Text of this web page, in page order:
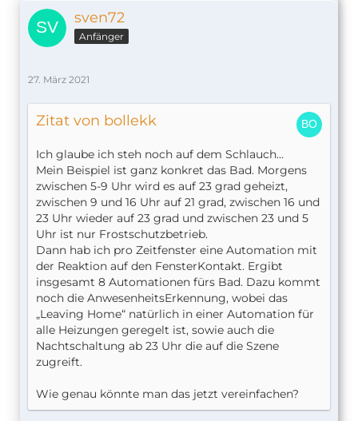
sven72
Anfänger
27. März 2021
Zitat von bollekk
Ich glaube ich steh noch auf dem Schlauch...
Mein Beispiel ist ganz konkret das Bad. Morgens
zwischen 5-9 Uhr wird es auf 23 grad geheizt,
zwischen 9 und 16 Uhr auf 21 grad, zwischen 16 und
23 Uhr wieder auf 23 grad und zwischen 23 und 5
Uhr ist nur Frostschutzbetrieb.
Dann hab ich pro Zeitfenster eine Automation mit
der Reaktion auf den FensterKontakt. Ergibt
insgesamt 8 Automationen fürs Bad. Dazu kommt
noch die AnwesenheitsErkennung, wobei das
„Leaving Home“ natürlich in einer Automation für
alle Heizungen geregelt ist, sowie auch die
Nachtschaltung ab 23 Uhr die auf die Szene
zugreift.
Wie genau könnte man das jetzt vereinfachen?